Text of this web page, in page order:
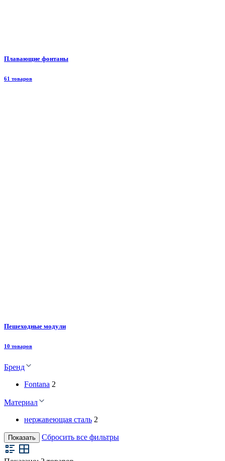
Плавающие фонтаны
61 товаров
Пешеходные модули
10 товаров
Бренд
Fontana 2
Материал
нержавеющая сталь 2
Показать Сбросить все фильтры